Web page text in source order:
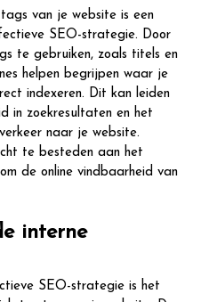
van je website is een
SEO-strategie. Door
te gebruiken, zoals titels en
helpen begrijpen waar je
indexeren. Dit kan leiden
in zoekresultaten en het
naar je website.
te besteden aan het
de online vindbaarheid van
interne
SEO-strategie is het